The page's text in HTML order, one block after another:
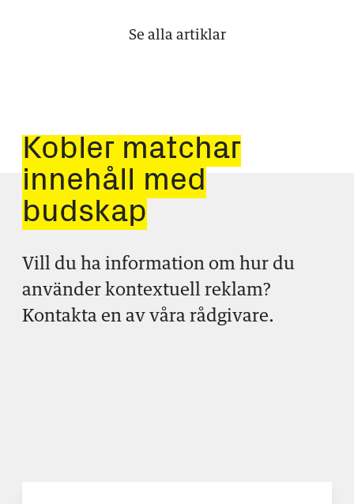
Se alla artiklar
Kobler matchar
innehåll med
budskap
Vill du ha information om hur du
använder kontextuell reklam?
Kontakta en av våra rådgivare.